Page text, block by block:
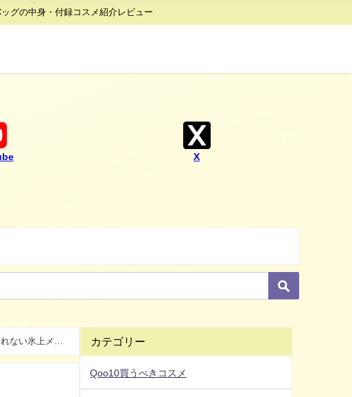
グの中身・付録コスメ紹介レビュー
X
ない氷上メイ
カテゴリー
Qoo10買うべきコスメ